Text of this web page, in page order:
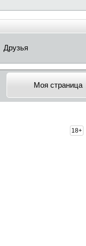
Друзья
Моя страница
18+